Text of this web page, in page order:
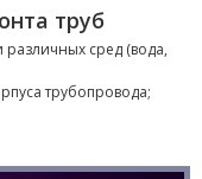
труб
различных сред (вода,
трубопровода;